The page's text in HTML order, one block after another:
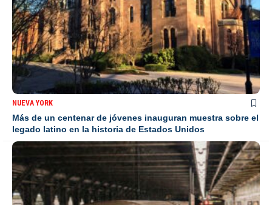
NUEVA YORK
Más de un centenar de jóvenes inauguran muestra sobre el
legado latino en la historia de Estados Unidos